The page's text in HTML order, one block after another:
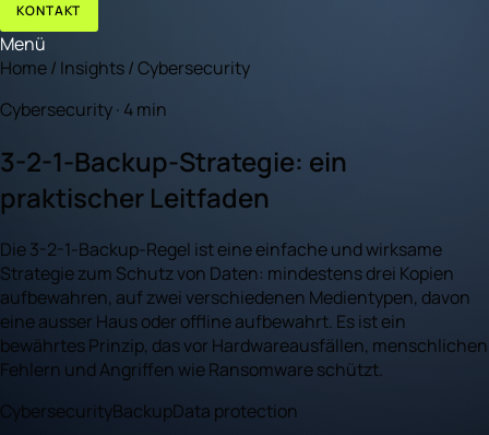
KONTAKT
Menü
Home/ Insights/Cybersecurity
Cybersecurity · 4 min
3-2-1-Backup-Strategie: ein
praktischer Leitfaden
Die 3-2-1-Backup-Regel ist eine einfache und wirksame
Strategie zum Schutz von Daten: mindestens drei Kopien
aufbewahren, auf zwei verschiedenen Medientypen, davon
eine ausser Haus oder offline aufbewahrt. Es ist ein
bewährtes Prinzip, das vor Hardwareausfällen, menschlichen
Fehlern und Angriffen wie Ransomware schützt.
CybersecurityBackupData protection